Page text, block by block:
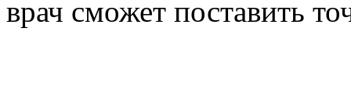
врач сможет поставить